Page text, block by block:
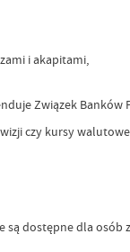
i akapitami,
Związek Banków
czy kursy
dostępne dla osób